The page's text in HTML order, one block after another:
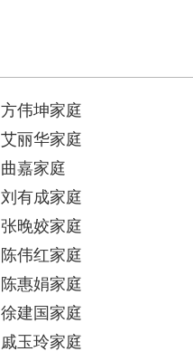
方伟坤家庭
艾丽华家庭
曲嘉家庭
刘有成家庭
张晚姣家庭
陈伟红家庭
陈惠娟家庭
徐建国家庭
戚玉玲家庭